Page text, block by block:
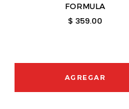
FORMULA
$ 359.00
AGREGAR